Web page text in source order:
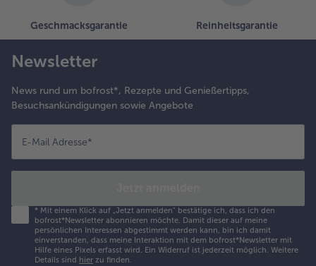
Geschmacksgarantie Reinheitsgarantie
Newsletter
News rund um bofrost*, Rezepte und Genießertipps,
Besuchsankündigungen sowie Angebote
E-Mail Adresse*
* Mit einem Klick auf „Jetzt anmelden" bestätige ich, dass ich den
bofrost*Newsletter abonnieren möchte. Damit dieser auf meine
persönlichen Interessen abgestimmt werden kann, bin ich damit
einverstanden, dass meine Interaktion mit dem bofrost*Newsletter mit
Hilfe eines Pixels erfasst wird. Ein Widerruf ist jederzeit möglich. Weitere
Details sind hier zu finden.